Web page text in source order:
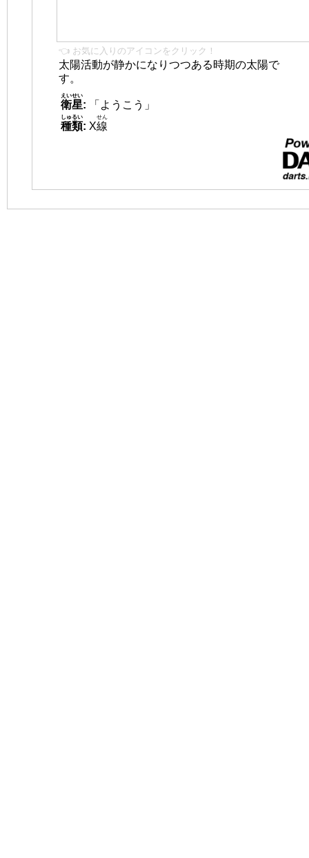
👈 お気に入りのアイコンをクリック！
太陽活動が静かになりつつある時期の太陽で
す。
衛星
えいせい
:
「ようこう」
種類
しゅるい
: X線
せん